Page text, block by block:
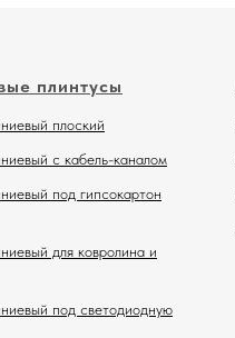
плинтусы
плоский
с кабель-каналом
под гипсокартон
для ковролина и
под светодиодную